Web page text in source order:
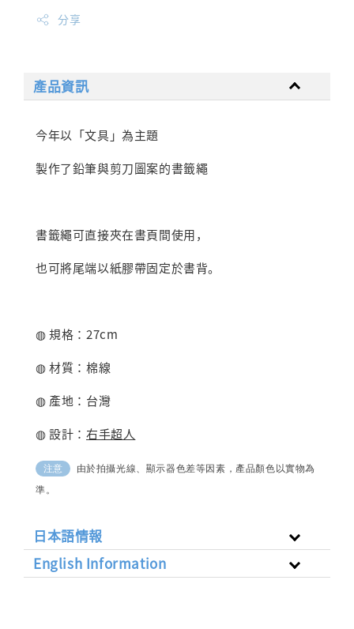
分享
產品資訊
今年以「文具」為主題
製作了鉛筆與剪刀圖案的書籤繩
書籤繩可直接夾在書頁間使用，
也可將尾端以紙膠帶固定於書背。
◍ 規格：27cm
◍ 材質：棉線
◍ 產地：台灣
◍ 設計： 右手超人
注意
由於拍攝光線、顯示器色差等因素，產品顏色以實物為
準。
日本語情報
English Information